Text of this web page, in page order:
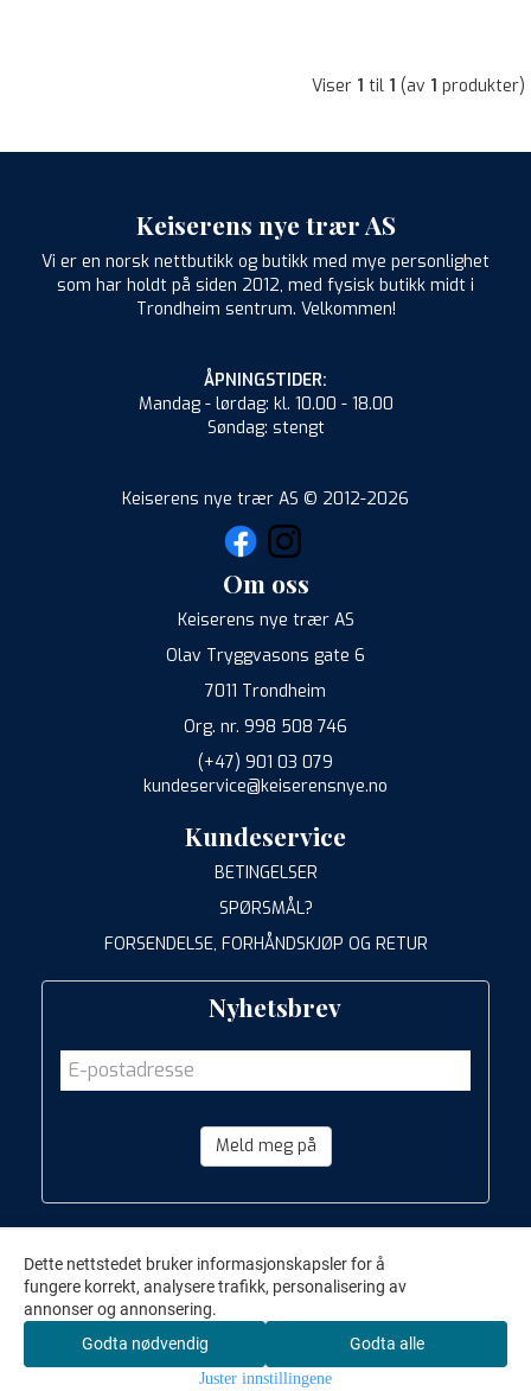
Viser 1 til 1 (av 1 produkter)
Keiserens nye trær AS
Vi er en norsk nettbutikk og butikk med mye personlighet
som har holdt på siden 2012, med fysisk butikk midt i
Trondheim sentrum. Velkommen!
ÅPNINGSTIDER:
Mandag - lørdag: kl. 10.00 - 18.00
Søndag: stengt
Keiserens nye trær AS © 2012-2026
Om oss
Keiserens nye trær AS
Olav Tryggvasons gate 6
7011 Trondheim
Org. nr. 998 508 746
(+47) 901 03 079
kundeservice@keiserensnye.no
Kundeservice
BETINGELSER
SPØRSMÅL?
FORSENDELSE, FORHÅNDSKJØP OG RETUR
Nyhetsbrev
Meld meg på
Dette nettstedet bruker informasjonskapsler for å
fungere korrekt, analysere trafikk, personalisering av
annonser og annonsering.
Godta nødvendig
Godta alle
Juster innstillingene